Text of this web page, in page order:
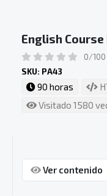
English Course
0/100
SKU: PA43
90 horas
Visitado 1580
Ver contenido